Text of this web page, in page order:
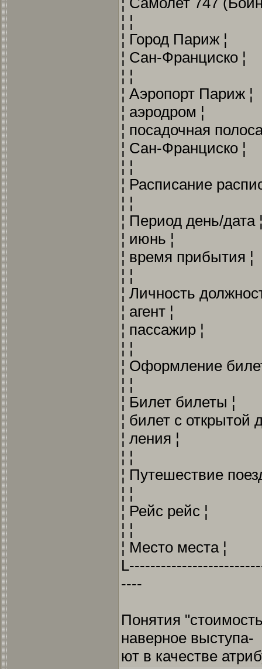
¦ ¦
¦ Город Париж ¦
¦ Сан-Франциско ¦
¦ ¦
¦ Аэропорт Париж ¦
¦ аэродром ¦
¦ посадочная
¦ Сан-Франциско ¦
¦ ¦
¦ Расписание
¦ ¦
¦ Период день/дата
¦ июнь ¦
¦ время прибытия ¦
¦ ¦
¦ Личность
¦ агент ¦
¦ пассажир ¦
¦ ¦
¦ Оформление
¦ ¦
¦ Билет билеты ¦
¦ билет с открытой
¦ ления ¦
¦ ¦
¦ Путешествие
¦ ¦
¦ Рейс рейс ¦
¦ ¦
¦ Место места ¦
----
Понятия
наверное выступа-
ют в качестве